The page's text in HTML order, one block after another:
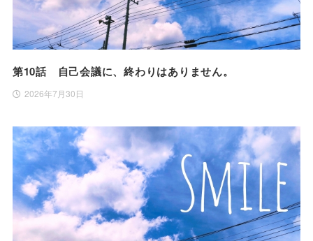
第10話 自己会議に、終わりはありません。
2026年7月30日